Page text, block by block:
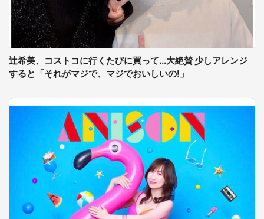
辻希美、コストコに行くたびに買って...大絶賛 少しアレンジ
すると「それがマジで、マジでおいしいの!」